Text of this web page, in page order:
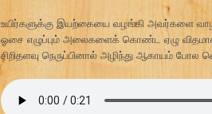
உயிர்களுக்கு இயற்கையை வழங்கி அவர்களை வாழ
ஓசை எழுப்பும் அலைகளைக் கொண்ட ஏழு
சிறிதளவு நெருப்பினால் அழிந்து ஆகாயம்